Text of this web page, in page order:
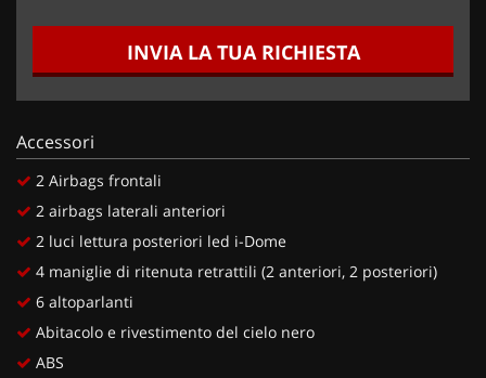
INVIA LA TUA RICHIESTA
Accessori
2 Airbags frontali
2 airbags laterali anteriori
2 luci lettura posteriori led i-Dome
4 maniglie di ritenuta retrattili (2 anteriori, 2 posteriori)
6 altoparlanti
Abitacolo e rivestimento del cielo nero
ABS